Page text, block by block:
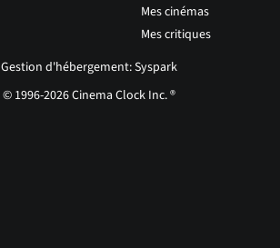
Mes cinémas
Mes critiques
Gestion d'hébergement: Syspark
© 1996-2026 Cinema Clock Inc. ®